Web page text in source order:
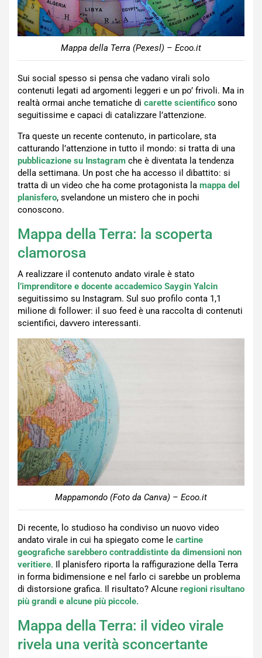
Mappa della Terra (Pexesl) – Ecoo.it
Sui social spesso si pensa che vadano virali solo
contenuti legati ad argomenti leggeri e un po’ frivoli. Ma in
realtà ormai anche tematiche di carette scientifico sono
seguitissime e capaci di catalizzare l’attenzione.
Tra queste un recente contenuto, in particolare, sta
catturando l’attenzione in tutto il mondo: si tratta di una
pubblicazione su Instagram che è diventata la tendenza
della settimana. Un post che ha accesso il dibattito: si
tratta di un video che ha come protagonista la mappa del
planisfero, svelandone un mistero che in pochi
conoscono.
Mappa della Terra: la scoperta
clamorosa
A realizzare il contenuto andato virale è stato
l’imprenditore e docente accademico Saygin Yalcin
seguitissimo su Instagram. Sul suo profilo conta 1,1
milione di follower: il suo feed è una raccolta di contenuti
scientifici, davvero interessanti.
Mappamondo (Foto da Canva) – Ecoo.it
Di recente, lo studioso ha condiviso un nuovo video
andato virale in cui ha spiegato come le cartine
geografiche sarebbero contraddistinte da dimensioni non
veritiere. Il planisfero riporta la raffigurazione della Terra
in forma bidimensione e nel farlo ci sarebbe un problema
di distorsione grafica. Il risultato? Alcune regioni risultano
più grandi e alcune più piccole.
Mappa della Terra: il video virale
rivela una verità sconcertante